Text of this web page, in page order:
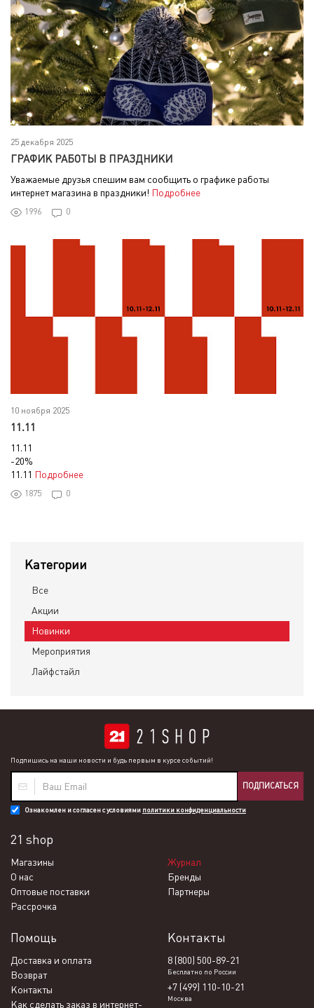
25 декабря 2025
ГРАФИК РАБОТЫ В ПРАЗДНИКИ
Уважаемые друзья спешим вам сообщить о графике работы
интернет магазина в праздники! Подробнее
1996 0
10 ноября 2025
11.11
11.11
-20%
11.11 Подробнее
1875 0
Категории
Все
Акции
Новинки
Мероприятия
Лайфстайл
Подпишись на наши новости и будь первым в курсе событий!
ПОДПИСАТЬСЯ
Ознакомлен и согласен с условиями политики конфиденциальности
21 shop
Магазины
Журнал
О нас
Бренды
Оптовые поставки
Партнеры
Рассрочка
Помощь
Доставка и оплата
Возврат
Контакты
Как сделать заказ в интернет-
Контакты
8 (800) 500-89-21
Бесплатно по России
+7 (499) 110-10-21
Москва